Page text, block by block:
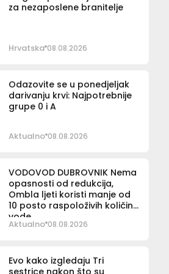
za nezaposlene branitelje
Hrvatska 08.08.2026
Odazovite se u ponedjeljak
darivanju krvi: Najpotrebnije
grupe 0 i A
Aktualno 08.08.2026
VODOVOD DUBROVNIK Nema
opasnosti od redukcija,
Ombla ljeti koristi manje od
10 posto raspoloživih količina
vode
Aktualno 08.08.2026
Evo kako izgledaju Tri
sestrice nakon što su